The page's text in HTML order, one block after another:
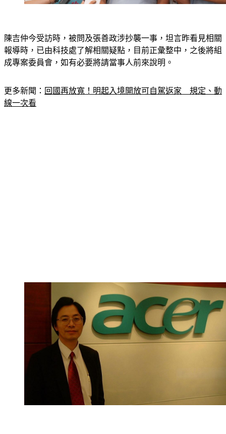
報導時，已由科技處了解相關疑點，目前正彙整中，之後將組
成專案委員會，如有必要將請當事人前來說明。
線一次看